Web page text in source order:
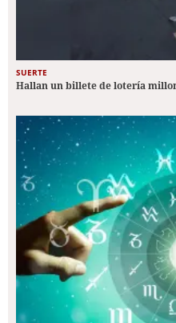
SUERTE
Hallan un billete de lotería